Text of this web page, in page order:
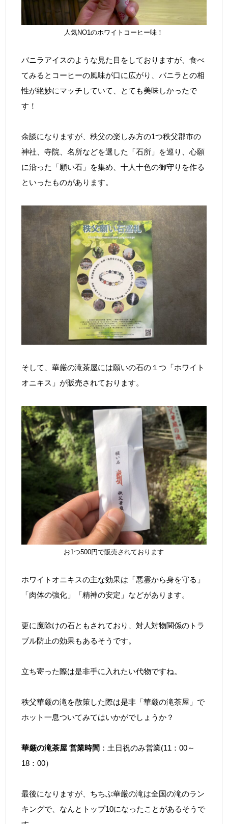
人気NO1のホワイトコーヒー味！
バニラアイスのような見た目をしておりますが、食べ
てみるとコーヒーの風味が口に広がり、バニラとの相
性が絶妙にマッチしていて、とても美味しかったで
す！
余談になりますが、秩父の楽しみ方の1つ秩父郡市の
神社、寺院、名所などを選した「石所」を巡り、心願
に沿った「願い石」を集め、十人十色の御守りを作る
といったものがあります。
そして、華厳の滝茶屋には願いの石の１つ「ホワイト
オニキス」が販売されております。
お1つ500円で販売されております
ホワイトオニキスの主な効果は「悪霊から身を守る」
「肉体の強化」「精神の安定」などがあります。
更に魔除けの石ともされており、対人対物関係のトラ
ブル防止の効果もあるそうです。
立ち寄った際は是非手に入れたい代物ですね。
秩父華厳の滝を散策した際は是非「華厳の滝茶屋」で
ホット一息ついてみてはいかがでしょうか？
華厳の滝茶屋 営業時間 ：土日祝のみ営業(11：00～
18：00）
最後になりますが、ちちぶ華厳の滝は全国の滝のラン
キングで、なんとトップ10になったことがあるそうで